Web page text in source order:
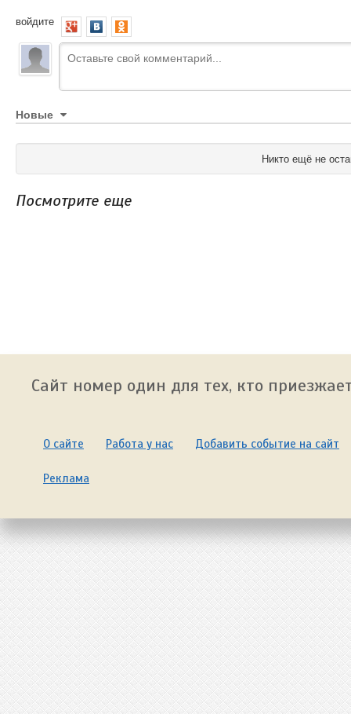
войдите
Новые
Никто ещё не
Посмотрите еще
Сайт номер один для тех, кто
О сайте Работа у нас Добавить событие на сайт
Реклама